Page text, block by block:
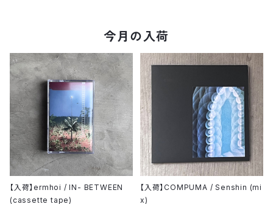
今月の入荷
【入荷】ermhoi / IN- BETWEEN
(cassette tape)
【入荷】COMPUMA / Senshin (mi
x)